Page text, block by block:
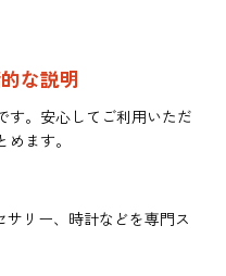
な説明
す。安心してご利用いただ
ます。
リー、時計などを専門ス